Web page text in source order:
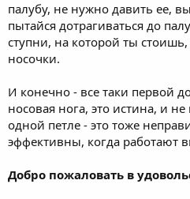
палубу, не нужно давить ее,
пытайся дотрагиваться до
ступни, на которой ты
носочки.
И конечно - все таки первой
носовая нога, это истина, и
одной петле - это тоже
эффективны, когда работают
Добро пожаловать в